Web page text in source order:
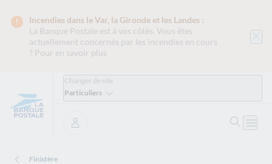
Incendies dans le Var, la Gironde et les Landes :
La Banque Postale est à vos côtés. Vous êtes
actuellement concernés par les incendies en cours
? Pour en savoir plus
Changer de site
Particuliers
Se connecter
Finistère